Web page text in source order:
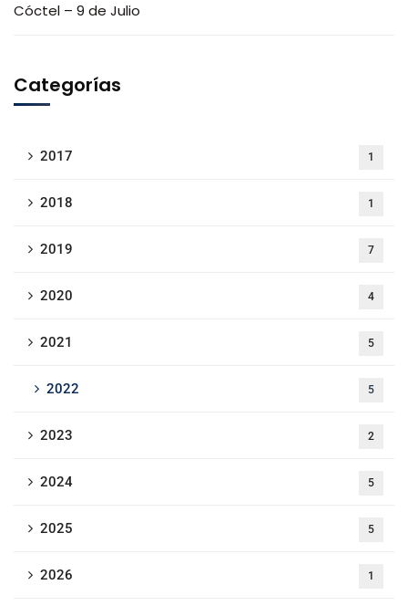
Cóctel – 9 de Julio
Categorías
2017 1
2018 1
2019 7
2020 4
2021 5
2022 5
2023 2
2024 5
2025 5
2026 1